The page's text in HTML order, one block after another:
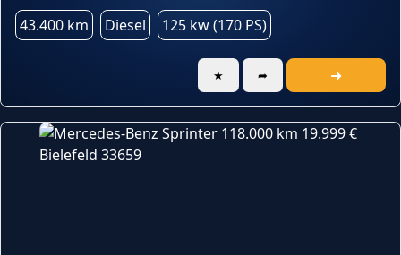
43.400 km Diesel 125 kw (170 PS)
★ ➦ ➜